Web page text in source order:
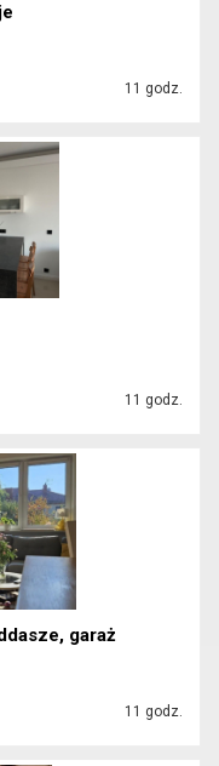
11 godz.
11 godz.
garaż
11 godz.